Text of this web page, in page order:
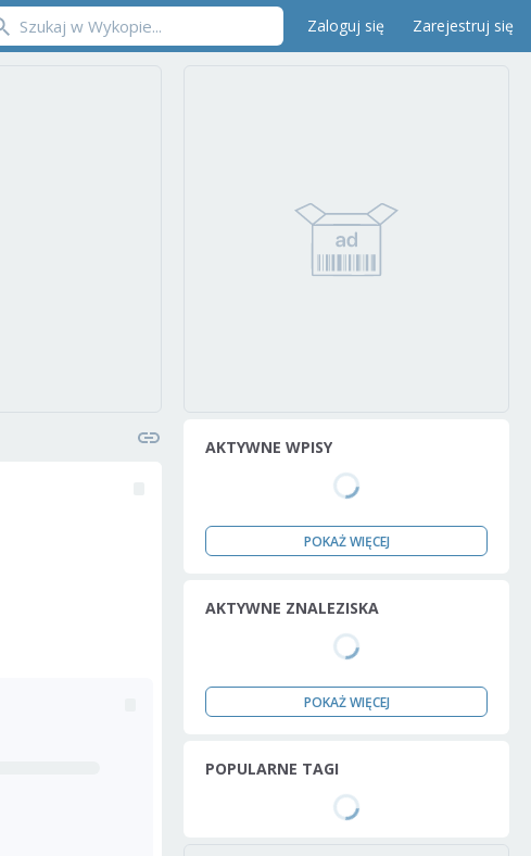
Zaloguj się Zarejestruj się
AKTYWNE WPISY
POKAŻ WIĘCEJ
AKTYWNE ZNALEZISKA
POKAŻ WIĘCEJ
POPULARNE TAGI